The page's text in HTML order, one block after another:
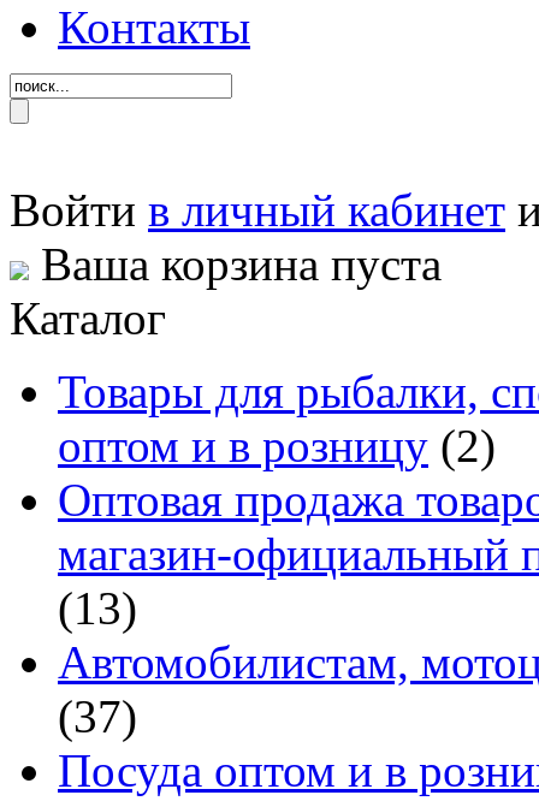
Контакты
Войти в личный кабинет
Ваша корзина пуста
Каталог
Товары для рыбалки,
оптом и в розницу (2)
Оптовая продажа
магазин-официальный
(13)
Автомобилистам,
(37)
Посуда оптом и в